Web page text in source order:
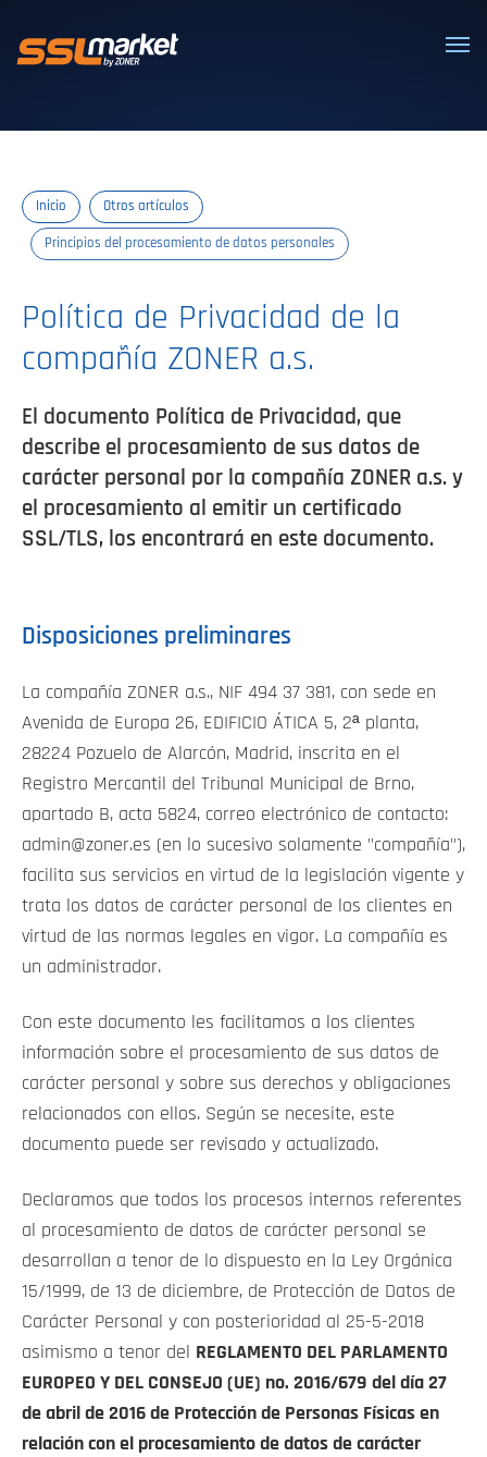
Certificados SSL/TLS confiables
Inicio Otros artículos
Principios del procesamiento de datos personales
Política de Privacidad de la
compañía ZONER a.s.
El documento Política de Privacidad, que
describe el procesamiento de sus datos de
carácter personal por la compañía ZONER a.s. y
el procesamiento al emitir un certificado
SSL/TLS, los encontrará en este documento.
Disposiciones preliminares
La compañía ZONER a.s., NIF 494 37 381, con sede en
Avenida de Europa 26, EDIFICIO ÁTICA 5, 2ª planta,
28224 Pozuelo de Alarcón, Madrid, inscrita en el
Registro Mercantil del Tribunal Municipal de Brno,
apartado B, acta 5824, correo electrónico de contacto:
admin@zoner.es (en lo sucesivo solamente "compañía"),
facilita sus servicios en virtud de la legislación vigente y
trata los datos de carácter personal de los clientes en
virtud de las normas legales en vigor. La compañía es
un administrador.
Con este documento les facilitamos a los clientes
información sobre el procesamiento de sus datos de
carácter personal y sobre sus derechos y obligaciones
relacionados con ellos. Según se necesite, este
documento puede ser revisado y actualizado.
Declaramos que todos los procesos internos referentes
al procesamiento de datos de carácter personal se
desarrollan a tenor de lo dispuesto en la Ley Orgánica
15/1999, de 13 de diciembre, de Protección de Datos de
Carácter Personal y con posterioridad al 25-5-2018
asimismo a tenor del REGLAMENTO DEL PARLAMENTO
EUROPEO Y DEL CONSEJO (UE) no. 2016/679 del día 27
de abril de 2016 de Protección de Personas Físicas en
relación con el procesamiento de datos de carácter